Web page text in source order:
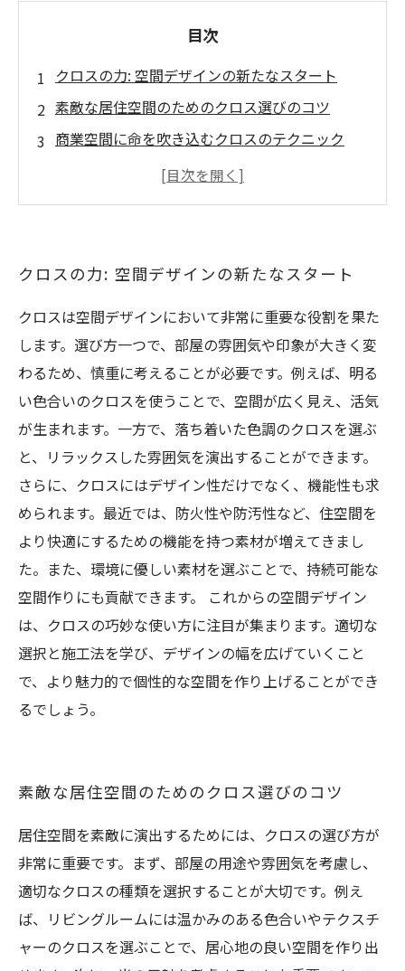
目次
クロスの力: 空間デザインの新たなスタート
素敵な居住空間のためのクロス選びのコツ
商業空間に命を吹き込むクロスのテクニック
環境に優しい素材の選択肢: クロスの未来
空間デザインを極めるためのクロス施工のポイ
クロスを活用した魅力的な空間作りの事例
クロスの力: 空間デザインの新たなスタート
クロスは空間デザインにおいて非常に重要な役割を果た
します。選び方一つで、部屋の雰囲気や印象が大きく変
わるため、慎重に考えることが必要です。例えば、明る
い色合いのクロスを使うことで、空間が広く見え、活気
が生まれます。一方で、落ち着いた色調のクロスを選ぶ
と、リラックスした雰囲気を演出することができます。
さらに、クロスにはデザイン性だけでなく、機能性も求
められます。最近では、防火性や防汚性など、住空間を
より快適にするための機能を持つ素材が増えてきまし
た。また、環境に優しい素材を選ぶことで、持続可能な
空間作りにも貢献できます。 これからの空間デザイン
は、クロスの巧妙な使い方に注目が集まります。適切な
選択と施工法を学び、デザインの幅を広げていくこと
で、より魅力的で個性的な空間を作り上げることができ
るでしょう。
素敵な居住空間のためのクロス選びのコツ
居住空間を素敵に演出するためには、クロスの選び方が
非常に重要です。まず、部屋の用途や雰囲気を考慮し、
適切なクロスの種類を選択することが大切です。例え
ば、リビングルームには温かみのある色合いやテクスチ
ャーのクロスを選ぶことで、居心地の良い空間を作り出